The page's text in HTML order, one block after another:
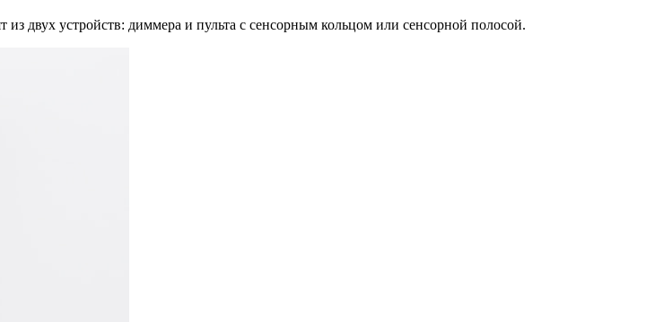
из двух устройств: диммера и пульта с сенсорным кольцом или сенсорной полосой.